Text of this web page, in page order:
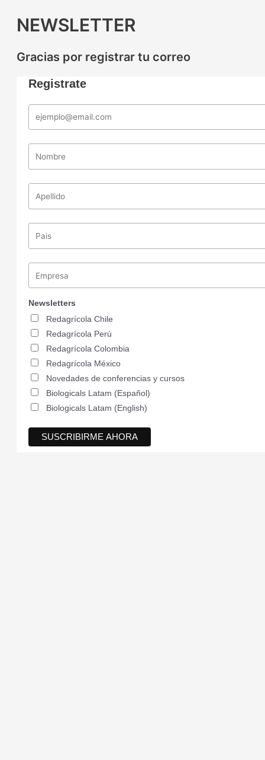
NEWSLETTER
Gracias por registrar tu correo
Registrate
Newsletters
Redagrícola Chile
Redagrícola Perú
Redagrícola Colombia
Redagrícola México
Novedades de conferencias y cursos
Biologicals Latam (Español)
Biologicals Latam (English)